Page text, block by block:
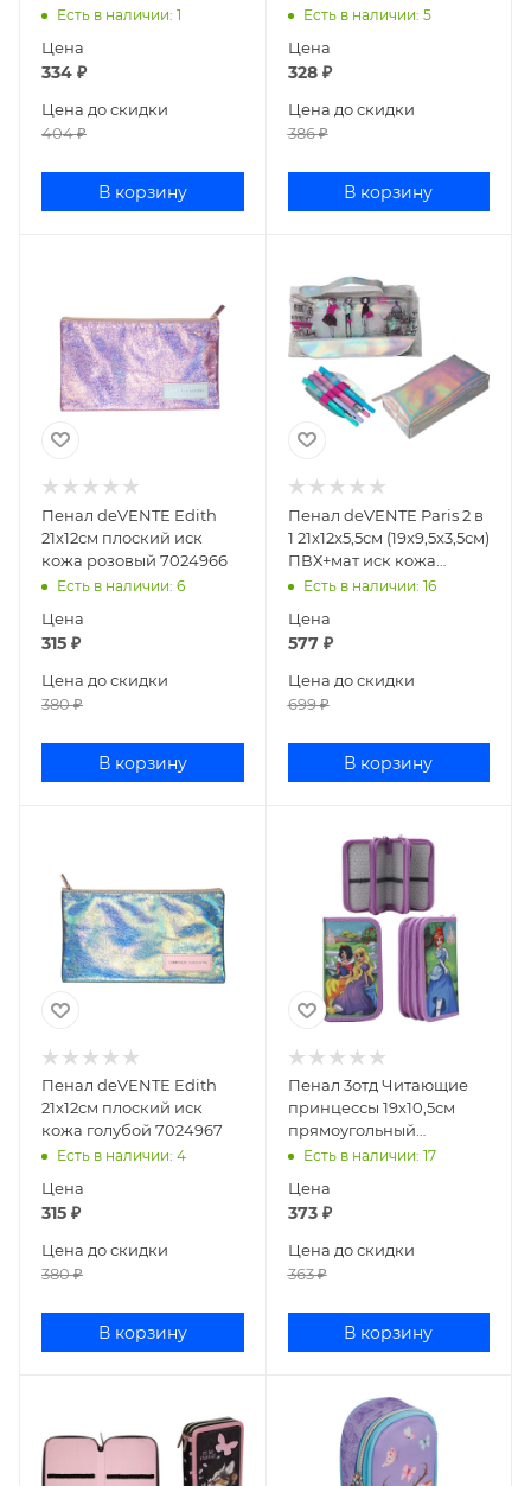
Есть в наличии: 1
Цена
334 ₽
Цена до скидки
404₽
В корзину
прямоугольный текстиль
Есть в наличии: 5
Цена
328₽
Цена до скидки
386₽
В корзину
Пенал deVENTE Edith
21x12см плоский иск
кожа розовый 7024966
Есть в наличии: 6
Цена
315 ₽
Цена до скидки
380₽
В корзину
Пенал deVENTE Paris 2 в
1 21x12x5,5см (19x9,5x3,5см)
ПВХ+мат иск кожа
7025283
Есть в наличии: 16
Цена
577₽
Цена до скидки
699₽
В корзину
Пенал deVENTE Edith
21x12см плоский иск
кожа голубой 7024967
Есть в наличии: 4
Цена
315 ₽
Цена до скидки
380₽
В корзину
Пенал 3отд Читающие
принцессы 19х10,5см
прямоугольный
ламинированный
Есть в наличии: 17
Цена
373₽
Цена до скидки
363₽
В корзину